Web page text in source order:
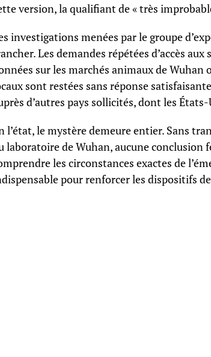
version, la qualifiant de « très
investigations menées par le groupe
Les demandes répétées d’accès
sur les marchés animaux de
sont restées sans réponse
d’autres pays sollicités, dont les
l’état, le mystère demeure entier. Sans
laboratoire de Wuhan, aucune conclusion
les circonstances exactes de
pour renforcer les dispositifs